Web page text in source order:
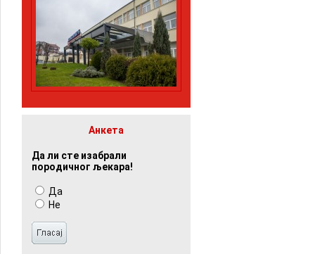
Анкета
Да ли сте изабрали
породичног љекара!
Да
Не